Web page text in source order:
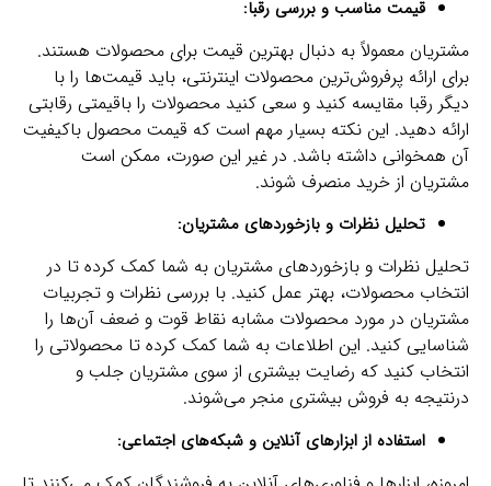
قیمت مناسب و بررسی رقبا:
مشتریان معمولاً به دنبال بهترین قیمت برای محصولات هستند.
برای ارائه پرفروش‌ترین محصولات اینترنتی، باید قیمت‌ها را با
دیگر رقبا مقایسه کنید و سعی کنید محصولات را باقیمتی رقابتی
ارائه دهید. این نکته بسیار مهم است که قیمت محصول باکیفیت
آن همخوانی داشته باشد. در غیر این صورت، ممکن است
مشتریان از خرید منصرف شوند.
تحلیل نظرات و بازخوردهای مشتریان:
تحلیل نظرات و بازخوردهای مشتریان به شما کمک کرده تا در
انتخاب محصولات، بهتر عمل کنید. با بررسی نظرات و تجربیات
مشتریان در مورد محصولات مشابه نقاط قوت و ضعف آن‌ها را
شناسایی کنید. این اطلاعات به شما کمک کرده تا محصولاتی را
انتخاب کنید که رضایت بیشتری از سوی مشتریان جلب و
درنتیجه به فروش بیشتری منجر می‌شوند.
استفاده از ابزارهای آنلاین و شبکه‌های اجتماعی: